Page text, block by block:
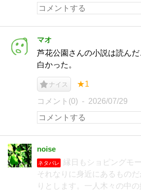
マオ
芦花公園さんの小説は読ん
白かった。
ナイス ★1
コメント(0) 2026/07/29
noise
ネタバレ
縁日もショピングモ
それなりに身近にあるもの
りとします。一人木々の中